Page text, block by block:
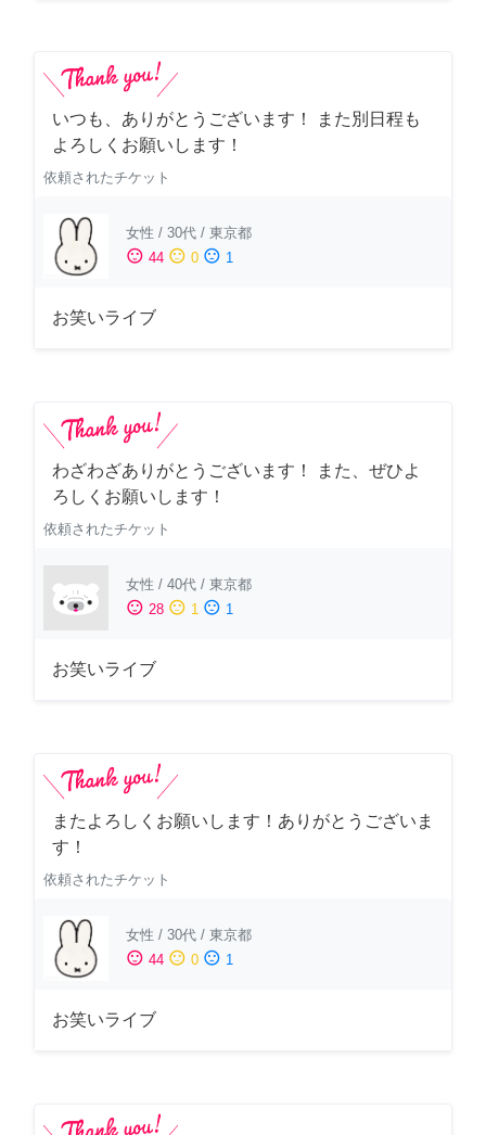
いつも、ありがとうございます！ また別日程も
よろしくお願いします！
依頼されたチケット
女性 / 30代 / 東京都
sentiment_satisfied 44 sentiment_neutral 0 sentiment_dissatisfied 1
お笑いライブ
わざわざありがとうございます！ また、ぜひよ
ろしくお願いします！
依頼されたチケット
女性 / 40代 / 東京都
sentiment_satisfied 28 sentiment_neutral 1 sentiment_dissatisfied 1
お笑いライブ
またよろしくお願いします！ありがとうございま
す！
依頼されたチケット
女性 / 30代 / 東京都
sentiment_satisfied 44 sentiment_neutral 0 sentiment_dissatisfied 1
お笑いライブ